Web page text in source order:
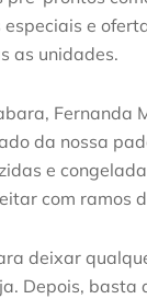
especiais e
as unidades.
Fernanda
da nossa
e
com ramos
deixar
Depois,